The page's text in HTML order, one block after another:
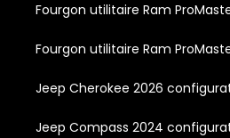
Fourgon utilitaire Ram
Fourgon utilitaire Ram
Jeep Cherokee 2026
Jeep Compass 2024